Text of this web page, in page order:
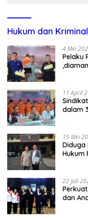
Hukum dan Kriminal
4 Mei
Pelaku
11 April
dalam
15 Mei
Diduga
Hukum
22 Juli
dan